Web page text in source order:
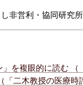
非営利・協同研究
を複眼的に読む （
二木教授の医療時